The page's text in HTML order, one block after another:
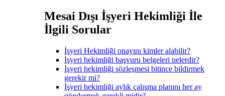
Mesai Dışı İşyeri Hekimliği İle
İlgili Sorular
İşyeri Hekimliği onayını kimler alabilir?
İşyeri hekimliği başvuru belgeleri nelerdir?
İşyeri hekimliği sözleşmesi bitince bildirmek
gerekir mi?
İşyeri hekimliği aylık çalışma planını her ay